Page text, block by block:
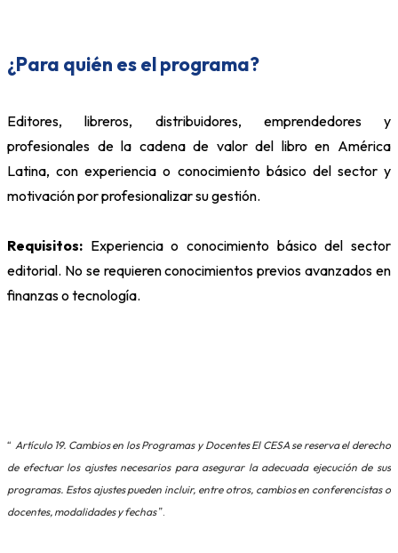
¿Para quién es el programa?
Editores, libreros, distribuidores, emprendedores y
profesionales de la cadena de valor del libro en América
Latina, con experiencia o conocimiento básico del sector y
motivación por profesionalizar su gestión.
Requisitos: Experiencia o conocimiento básico del sector
editorial. No se requieren conocimientos previos avanzados en
finanzas o tecnología.
“ Artículo 19. Cambios en los Programas y Docentes El CESA se reserva el derecho
de efectuar los ajustes necesarios para asegurar la adecuada ejecución de sus
programas. Estos ajustes pueden incluir, entre otros, cambios en conferencistas o
docentes, modalidades y fechas”.